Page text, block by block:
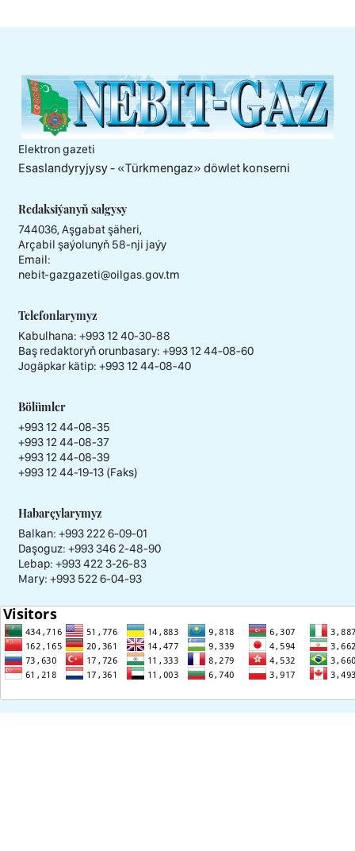
Elektron gazeti
Esaslandyryjysy - «Тürkmengaz» döwlet konserni
Redaksiýanyň salgysy
744036, Aşgabat şäheri,
Arçabil şaýolunyň 58-nji jaýy
Email:
nebit-gazgazeti@oilgas.gov.tm
Telefonlarymyz
Kabulhana: +993 12 40-30-88
Baş redaktoryň orunbasary: +993 12 44-08-60
Jogäpkar kätip: +993 12 44-08-40
Bölümler
+993 12 44-08-35
+993 12 44-08-37
+993 12 44-08-39
+993 12 44-19-13 (Faks)
Habarçylarymyz
Balkan: +993 222 6-09-01
Daşoguz: +993 346 2-48-90
Lebap: +993 422 3-26-83
Mary: +993 522 6-04-93